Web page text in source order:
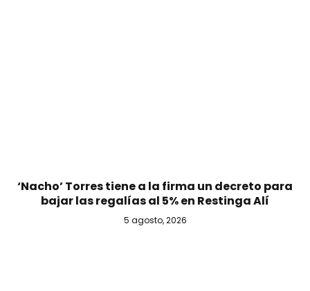
‘Nacho’ Torres tiene a la firma un decreto para
bajar las regalías al 5% en Restinga Alí
5 agosto, 2026